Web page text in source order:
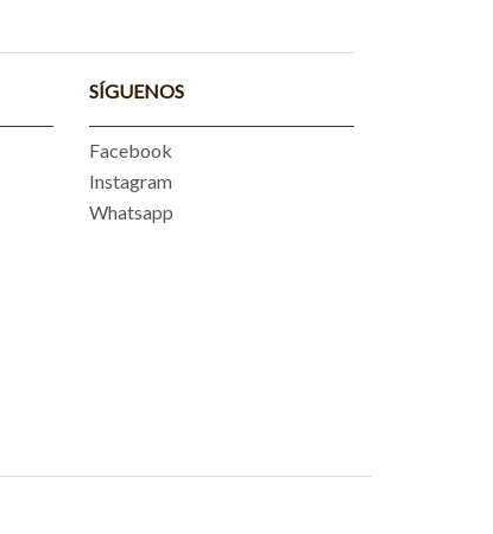
SÍGUENOS
Facebook
Instagram
Whatsapp